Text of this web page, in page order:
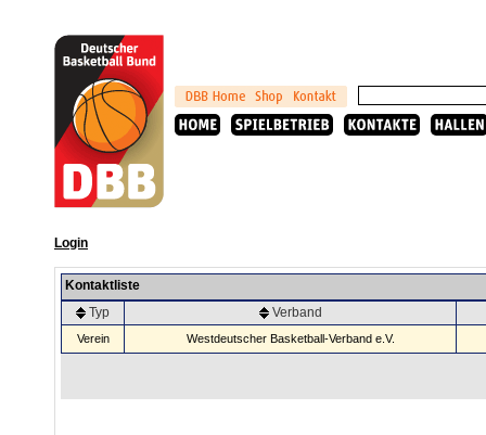
Login
Kontaktliste
Typ
Verband
Verein Westdeutscher Basketball-Verband e.V.